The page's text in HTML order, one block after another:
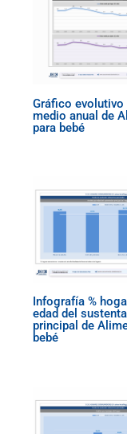
Gráfico evolutivo
medio anual de
para bebé
Infografía %
edad del
principal de
bebé